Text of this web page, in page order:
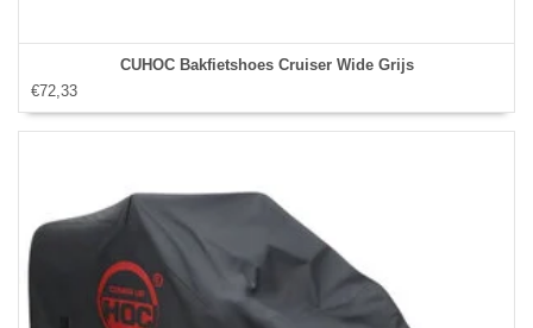
CUHOC Bakfietshoes Cruiser Wide Grijs
€72,33